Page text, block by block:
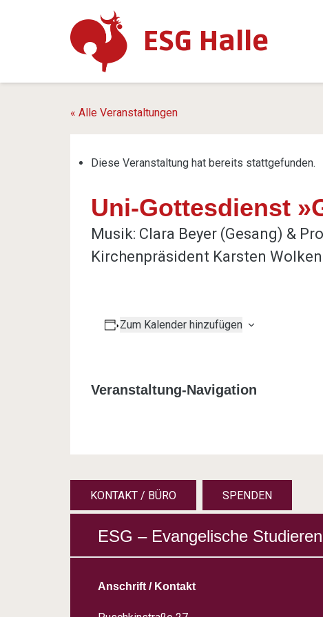
ESG Halle
« Alle Veranstaltungen
Diese Veranstaltung hat bereits stattgefunden.
Uni-Gottesdienst
Musik: Clara Beyer (Gesang) &
Kirchenpräsident Karsten
Zum Kalender hinzufügen
Veranstaltung-Navigation
KONTAKT / BÜRO SPENDEN
ESG – Evangelische
Anschrift / Kontakt